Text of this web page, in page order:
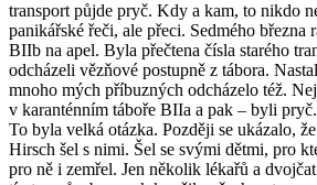
transport půjde pryč. Kdy a kam, to nikdo
panikářské řeči, ale přeci. Sedmého března
BIIb na apel. Byla přečtena čísla starého
odcházeli vězňové postupně z tábora.
mnoho mých příbuzných odcházelo též.
v karanténním táboře BIIa a pak – byli
To byla velká otázka. Později se ukázalo,
Hirsch šel s nimi. Šel se svými dětmi, pro
pro ně i zemřel. Jen několik lékařů a